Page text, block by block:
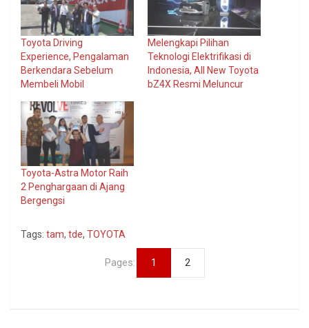
Toyota Driving
Experience, Pengalaman
Berkendara Sebelum
Membeli Mobil
Melengkapi Pilihan
Teknologi Elektrifikasi di
Indonesia, All New Toyota
bZ4X Resmi Meluncur
Toyota-Astra Motor Raih
2 Penghargaan di Ajang
Bergengsi
Tags: tam, tde, TOYOTA
Pages: 1 2